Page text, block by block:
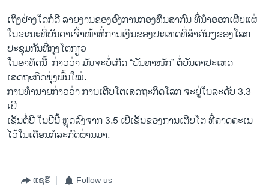
​ເຖິງ​ຢ່າງ​ໃດ​ກໍ​ດີ ລາຍ​ງານ​ຂອງອົງການ​ກອງ​ທຶນ​ສາກົນ ທີ່​ນຳ​ອອກ​ເຜີ​ຍ​ແຜ່​
ໃນ​ຂະນະ​ທີ່​ບັນດາ​ເຈົ້າໜ້າ​ທີ່​ການ​ເງິນ​ຂອງ​ປະ​ເທດ​ທີ່​ສຳຄັນໆ​ຂອງ​ໂລກ​
ປະຊຸມ​ກັນທີ່ກຸງ​ໂຕ​ກຽວ
ໃນ​ອາທິດ​ນີ້ ​ ກ່າວ​ວ່າ ມັນ​ຈະ​ບໍ່​ເກີດ “ບັນຫາ​ໜັກ” ຕໍ່​ບັນດາປະ​ເທດ​
ເສດຖະກິດ​ພຸ່ງ​ພົ້ນ​ໃໝ່.
ການ​ທໍານາຍ​ກ່າວ​ວ່າ ການ​ເຕີບ​ໂຕ​ເສດຖະກິດ​ໂລກ ຈະຢູ່ໃນລະດັບ 3.3
ເປີ​
ເຊັ​ນຕໍ່​ປີ ​ໃນ​ປີນີ້ ຫຼຸດລົງ​ຈາກ 3.5 ​ເປີ​ເຊັ​ນຂອງ​ການ​ເຕີບໂຕ ທີ່​ຄາດ​ຄະ​ເນ​
ໄວ້​ໃນ​ເດືອນກໍລະກົດຜ່ານ​ມາ.
ແຊຣ໌ Follow us